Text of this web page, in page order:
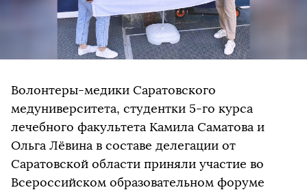
Волонтеры-медики Саратовского
медуниверситета, студентки 5-го курса
лечебного факультета Камила Саматова и
Ольга Лёвина в составе делегации от
Саратовской области приняли участие во
Всероссийском образовательном форуме